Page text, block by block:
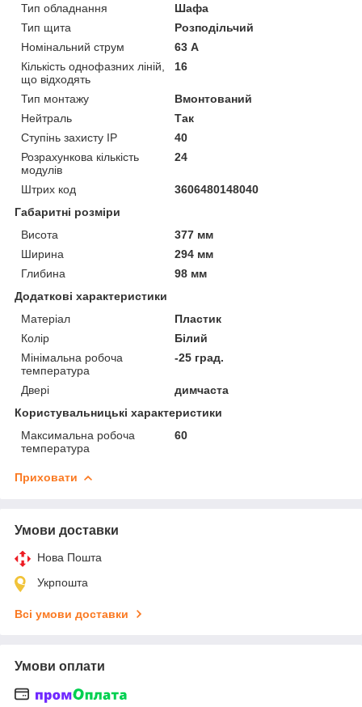
Тип обладнання
Шафа
Тип щита
Розподільчий
Номінальний струм
63 А
Кількість однофазних ліній,
що відходять
16
Тип монтажу
Вмонтований
Нейтраль
Так
Ступінь захисту IP
40
Розрахункова кількість
модулів
24
Штрих код
3606480148040
Габаритні розміри
Висота
377 мм
Ширина
294 мм
Глибина
98 мм
Додаткові характеристики
Матеріал
Пластик
Колір
Білий
Мінімальна робоча
температура
-25 град.
Двері
димчаста
Користувальницькі характеристики
Максимальна робоча
температура
60
Приховати
Умови доставки
Нова Пошта
Укрпошта
Всі умови доставки
Умови оплати